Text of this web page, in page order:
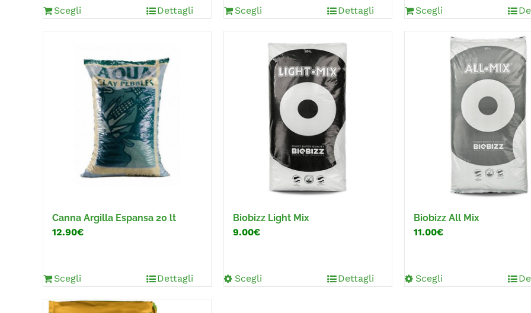
Scegli Dettagli Scegli Dettagli Scegli
Canna Argilla Espansa 20 lt
12.90€
Scegli Dettagli
Biobizz Light Mix
9.00€
Scegli Dettagli
Biobizz All Mix
11.00€
Scegli